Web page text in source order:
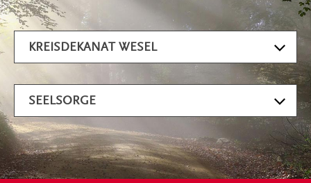
Artikel filtern
KREISDEKANAT WESEL
SEELSORGE